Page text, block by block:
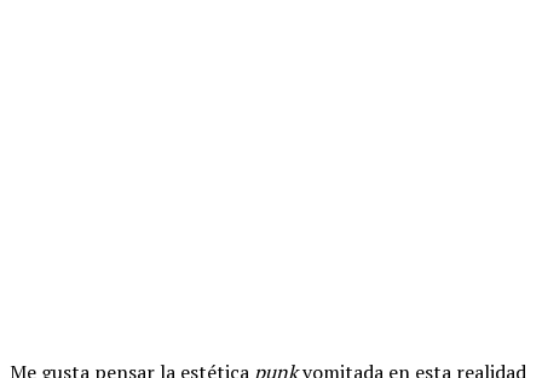
Me gusta pensar la estética punkvomitada en esta realidad